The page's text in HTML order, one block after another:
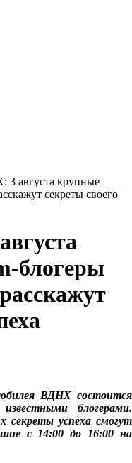
августа крупные
секреты своего
блогеры
ВДНХ состоится
блогерами.
секреты успеха смогут
с 14:00 до 16:00 на